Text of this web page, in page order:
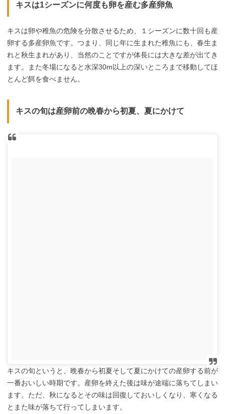
キスは1シーズンに何度も卵を産む多産卵魚
キスは卵や稚魚の危険を分散させるため、１シーズンに数十回も産
卵する多産卵魚です。つまり、同じ年に生まれた稚魚にも、春生ま
れと秋生まれがあり、当然のことですが体長には大きな差が出てき
ます。また冬場になると水深30m以上の深いところまで移動してほ
とんど餌を食べません。
キスの旬は産卵前の晩春から初夏、夏にかけて
キスの旬というと、晩春から初夏そして夏にかけての産卵する前が
一番おいしい時期です。産卵を終えた後は味が途端に落ちてしまい
ます。ただ、秋になるとその味は回復しておいしくなり、寒くなる
とまた味が落ちて行ってしまいます。